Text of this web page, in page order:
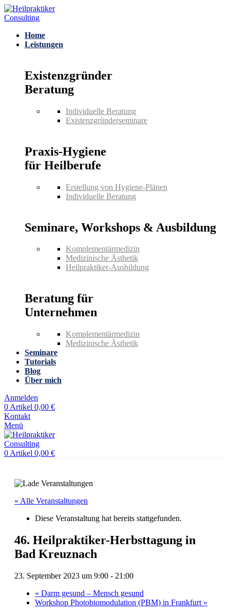
Home
Leistungen
Existenzgründer
Beratung
Individuelle Beratung
Existenzgründerseminare
Praxis-Hygiene
für Heilberufe
Erstellung von Hygiene-Plänen
Individuelle Beratung
Seminare, Workshops & Ausbildung
Komplementärmedizin
Medizinische Ästhetik
Heilpraktiker-Ausbildung
Beratung für
Unternehmen
Komplementärmedizin
Medizinische Ästhetik
Seminare
Tutorials
Blog
Über mich
Anmelden
0 Artikel 0,00 €
Kontakt
Menü
0 Artikel 0,00 €
« Alle Veranstaltungen
Diese Veranstaltung hat bereits stattgefunden.
46. Heilpraktiker-Herbsttagung in
Bad Kreuznach
23. September 2023 um 9:00 - 21:00
« Darm gesund – Mensch gesund
Workshop Photobiomodulation (PBM) in Frankfurt »